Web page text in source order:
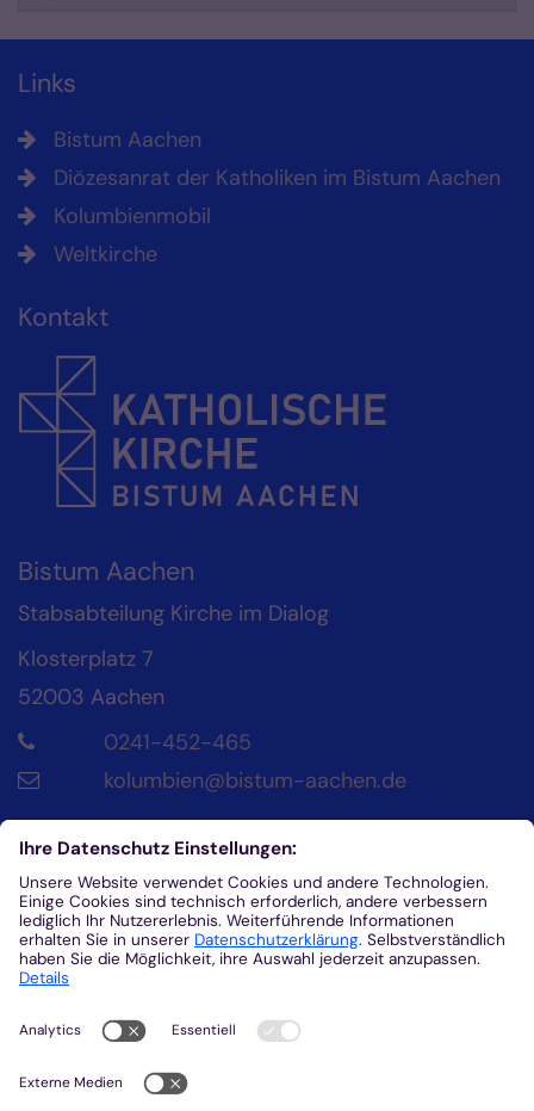
Links
Bistum Aachen
Diözesanrat der Katholiken im Bistum Aachen
Kolumbienmobil
Weltkirche
Kontakt
Bistum Aachen
Stabsabteilung Kirche im Dialog
Klosterplatz 7
52003 Aachen
0241-452-465
kolumbien@bistum-aachen.de
Kontakt
Diözesanrat der Katholik*innen im Bistum
Aachen
Klosterplatz 4
helena.fuhrmann@dr-aachen.de